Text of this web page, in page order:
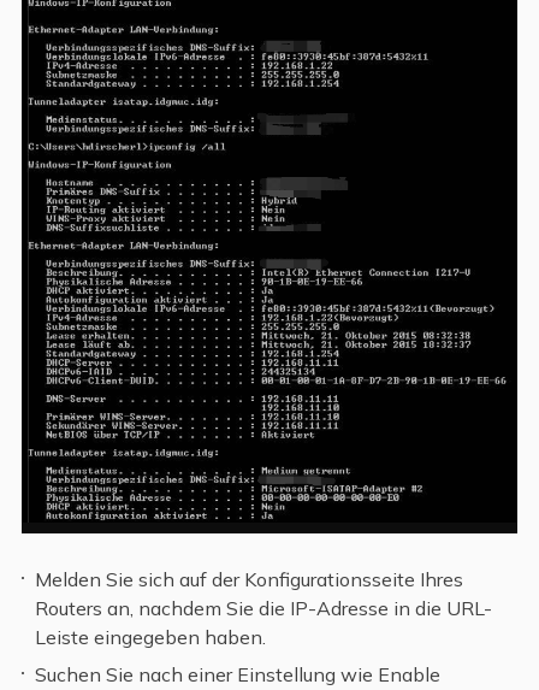
Melden Sie sich auf der Konfigurationsseite Ihres
Routers an, nachdem Sie die IP-Adresse in die URL-
Leiste eingegeben haben.
Suchen Sie nach einer Einstellung wie Enable